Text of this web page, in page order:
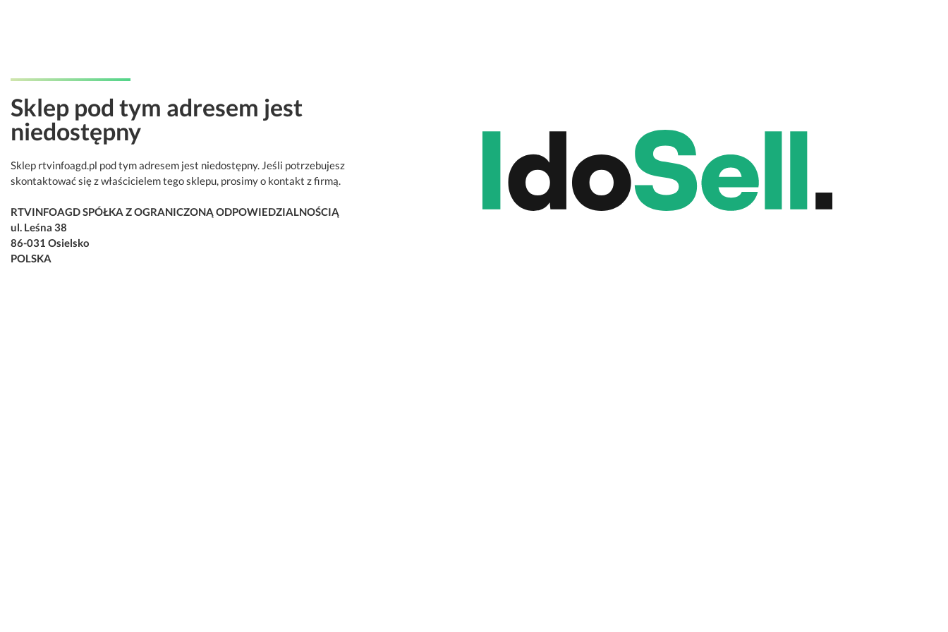
Sklep pod tym adresem jest
niedostępny
Sklep rtvinfoagd.pl pod tym adresem jest niedostępny. Jeśli potrzebujesz
skontaktować się z właścicielem tego sklepu, prosimy o kontakt z firmą.
RTVINFOAGD SPÓŁKA Z OGRANICZONĄ ODPOWIEDZIALNOŚCIĄ
ul. Leśna 38
86-031 Osielsko
POLSKA